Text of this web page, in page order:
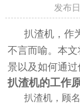
发布
扒渣机 ，作
不言而喻。本
景以及如何通过
扒渣机的工作
扒渣机 ，顾